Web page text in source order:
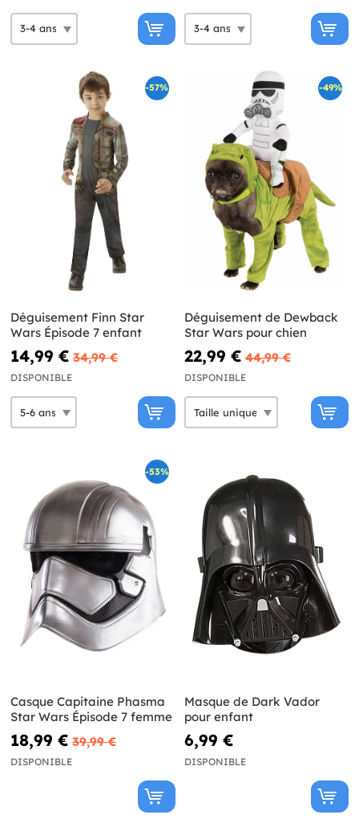
-57%
Déguisement Finn Star
Wars Épisode 7 enfant
14,99 € 34,99 €
DISPONIBLE
-49%
Déguisement de Dewback
Star Wars pour chien
22,99 € 44,99 €
DISPONIBLE
-53%
Casque Capitaine Phasma
Star Wars Épisode 7 femme
18,99 € 39,99 €
DISPONIBLE
Masque de Dark Vador
pour enfant
6,99 €
DISPONIBLE